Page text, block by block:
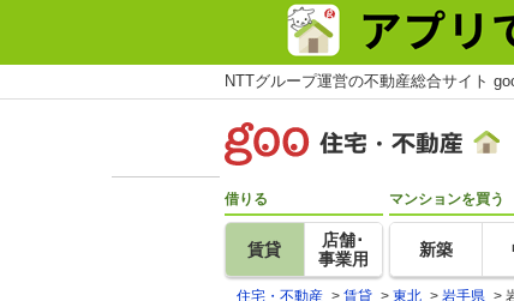
NTTグループ運営の不動産総合サイト
借りる
賃貸
店舗･
事業用
マンションを買う
新築
住宅・不動産 > 賃貸 > 東北 > 岩手県 >